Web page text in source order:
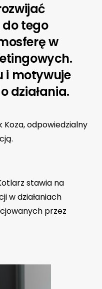
tego
w
i motywuje
działania.
Koza, odpowiedzialny
stawia na
w działaniach
przez